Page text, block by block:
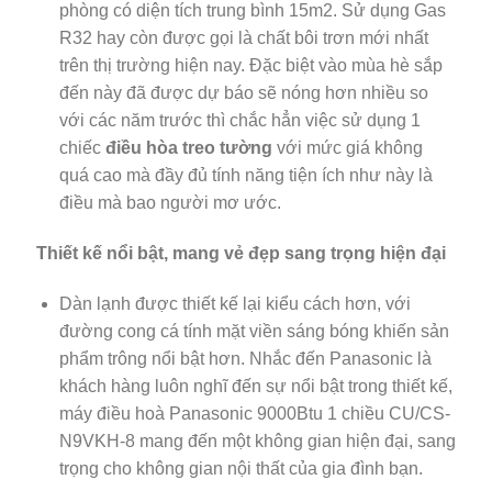
phòng có diện tích trung bình 15m2. Sử dụng Gas
R32 hay còn được gọi là chất bôi trơn mới nhất
trên thị trường hiện nay. Đặc biệt vào mùa hè sắp
đến này đã được dự báo sẽ nóng hơn nhiều so
với các năm trước thì chắc hẳn việc sử dụng 1
chiếc điều hòa treo tường với mức giá không
quá cao mà đầy đủ tính năng tiện ích như này là
điều mà bao người mơ ước.
Thiết kế nổi bật, mang vẻ đẹp sang trọng hiện đại
Dàn lạnh được thiết kế lại kiểu cách hơn, với
đường cong cá tính mặt viền sáng bóng khiến sản
phẩm trông nổi bật hơn. Nhắc đến Panasonic là
khách hàng luôn nghĩ đến sự nổi bật trong thiết kế,
máy điều hoà Panasonic 9000Btu 1 chiều CU/CS-
N9VKH-8 mang đến một không gian hiện đại, sang
trọng cho không gian nội thất của gia đình bạn.